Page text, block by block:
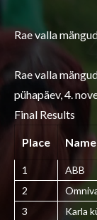
Rae valla
Rae valla
pühapäev, 4.
Final Results
Place Name
1 ABB
2
3
Karla